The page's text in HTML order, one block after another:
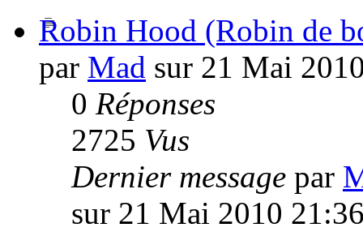
Robin Hood (Robin de
par Mad sur 21 Mai
0 Réponses
2725 Vus
Dernier message par
sur 21 Mai 2010